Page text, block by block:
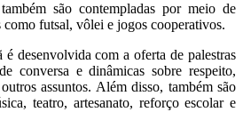
são contempladas por meio de
futsal, vôlei e jogos cooperativos.
desenvolvida com a oferta de palestras
conversa e dinâmicas sobre respeito,
assuntos. Além disso, também são
teatro, artesanato, reforço escolar e